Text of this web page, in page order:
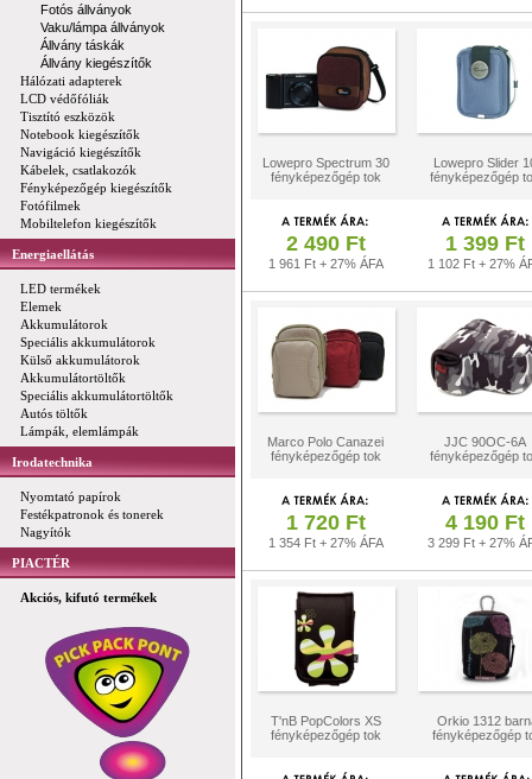
Fotós állványok
Vaku/lámpa állványok
Állvány táskák
Állvány kiegészítők
Hálózati adapterek
LCD védőfóliák
Tisztító eszközök
Notebook kiegészítők
Navigáció kiegészítők
Kábelek, csatlakozók
Fényképezőgép kiegészítők
Fotófilmek
Mobiltelefon kiegészítők
Energiaellátás
LED termékek
Elemek
Akkumulátorok
Speciális akkumulátorok
Külső akkumulátorok
Akkumulátortöltők
Speciális akkumulátortöltők
Autós töltők
Lámpák, elemlámpák
Irodatechnika
Nyomtató papírok
Festékpatronok és tonerek
Nagyítók
PIACTÉR
Akciós, kifutó termékek
Lowepro Spectrum 30
fényképezőgép tok
Lowepro Slider
fényképezőgép
2 490 Ft
1 961 Ft + 27% ÁFA
1 399 Ft
1 102 Ft + 27%
Marco Polo Canazei
fényképezőgép tok
JJC 90OC-6A
fényképezőgép
1 720 Ft
1 354 Ft + 27% ÁFA
4 190 Ft
3 299 Ft + 27%
T'nB PopColors XS
fényképezőgép tok
Orkio 1312
fényképezőgép